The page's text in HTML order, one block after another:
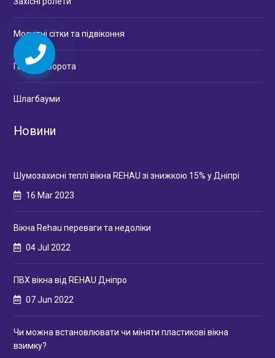
Москітні сітки та підвіконня
Гаражні ворота
Шлагбауми
Новини
Шумозахисні теплі вікна REHAU зі знижкою 15% у Дніпрі
16 Mar 2023
Вікна Rehau переваги та недоліки
04 Jul 2022
ПВХ вікна від REHAU Дніпро
07 Jun 2022
Чи можна встановлювати чи міняти пластикові вікна
взимку?